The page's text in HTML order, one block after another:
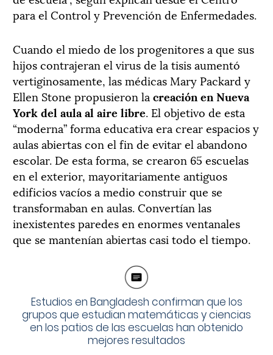
para el Control y Prevención de Enfermedades.
Cuando el miedo de los progenitores a que sus
hijos contrajeran el virus de la tisis aumentó
vertiginosamente, las médicas Mary Packard y
Ellen Stone propusieron la creación en Nueva
York del aula al aire libre. El objetivo de esta
“moderna” forma educativa era crear espacios y
aulas abiertas con el fin de evitar el abandono
escolar. De esta forma, se crearon 65 escuelas
en el exterior, mayoritariamente antiguos
edificios vacíos a medio construir que se
transformaban en aulas. Convertían las
inexistentes paredes en enormes ventanales
que se mantenían abiertas casi todo el tiempo.
Estudios en Bangladesh confirman que los
grupos que estudian matemáticas y ciencias
en los patios de las escuelas han obtenido
mejores resultados